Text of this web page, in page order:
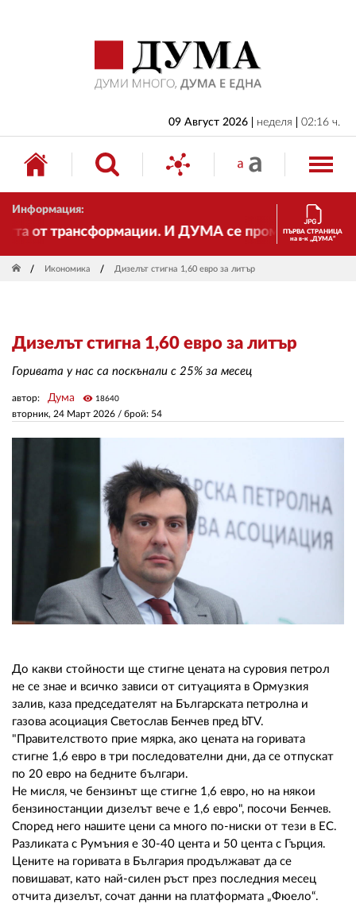
09 Август 2026 неделя 02:16 ч.
Информация:
трансформации. И ДУМА се променя и става
ПЪРВА СТРАНИЦА
на в-к „ДУМА“
Икономика Дизелът стигна 1,60 евро за литър
Дизелът стигна 1,60 евро за литър
Горивата у нас са поскънали с 25% за месец
вторник, 24 Март 2026 / брой: 54
автор: Дума visibility 18640
До какви стойности ще стигне цената на суровия петрол
не се знае и всичко зависи от ситуацията в Ормузкия
залив, каза председателят на Българската петролна и
газова асоциация Светослав Бенчев пред bTV.
"Правителството прие мярка, ако цената на горивата
стигне 1,6 евро в три последователни дни, да се отпускат
по 20 евро на бедните българи.
Не мисля, че бензинът ще стигне 1,6 евро, но на някои
бензиностанции дизелът вече е 1,6 евро", посочи Бенчев.
Според него нашите цени са много по-ниски от тези в ЕС.
Разликата с Румъния е 30-40 цента и 50 цента с Гърция.
Цените на горивата в България продължават да се
повишават, като най-силен ръст през последния месец
отчита дизелът, сочат данни на платформата „Фюело“.
БЪЛГАРИЯ
ИКОНОМИКА
ИЗБОРИ
СВЯТ
ДРУГИ
КОНТАКТИ
РЕКЛАМА
АБОНАМЕНТ
УСЛОВИЯ ЗА ПОЛЗВАНЕ
ПОЛИТИКА ЗА БИСКВИТКИТЕ
ПОВЕРИТЕЛНОСТ
02 975 20 35